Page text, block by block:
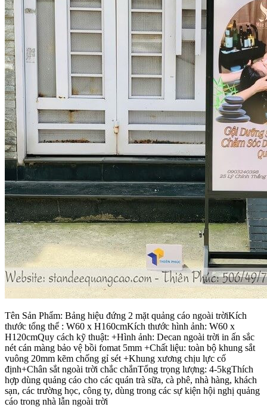
Tên Sản Phẩm: Bảng hiệu đứng 2 mặt quảng cáo ngoài trờiKích
thước tổng thể : W60 x H160cmKích thước hình ảnh: W60 x
H120cmQuy cách kỹ thuật: +Hình ảnh: Decan ngoài trời in ấn sắc
nét cán màng bảo vệ bồi fomat 5mm +Chất liệu: toàn bộ khung sắt
vuông 20mm kẽm chống gỉ sét +Khung xương chịu lực cố
định+Chân sắt ngoài trời chắc chắnTổng trọng lượng: 4-5kgThích
hợp dùng quảng cáo cho các quán trà sữa, cà phê, nhà hàng, khách
sạn, các trường học, công ty, dùng trong các sự kiện hội nghị quảng
cáo trong nhà lẫn ngoài trời